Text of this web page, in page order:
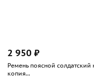
2 950 ₽
Ремень поясной
копия...